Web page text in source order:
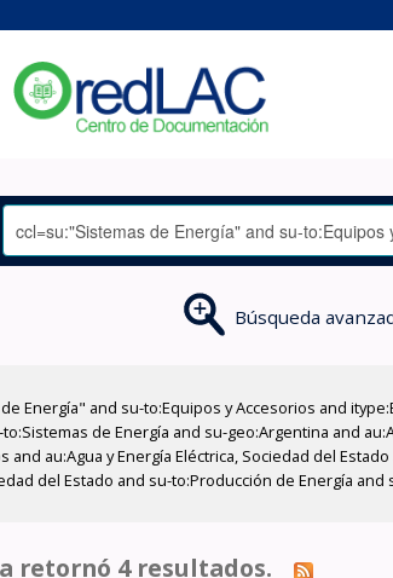
Búsqueda
Energía" and su-to:Equipos y Accesorios and
de Energía and su-geo:Argentina and
au:Agua y Energía Eléctrica, Sociedad del
del Estado and su-to:Producción de Energía
retornó 4 resultados.